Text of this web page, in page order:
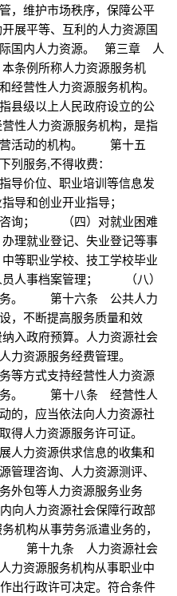
，维护市场秩序，保障公平
平等、互利的人力资源国
际国内人力资源。 第三章 人
例所称人力资源服务机
经营性人力资源服务机构。
级以上人民政府设立的公
人力资源服务机构，是指
营活动的机构。 第十五
下列服务,不得收费：
导价位、职业培训等信息发
导和创业开业指导；
咨询； （四）对就业困难
就业登记、失业登记等事
职业学校、技工学校毕业
人事档案管理； （八）
务。 第十六条 公共人力
，不断提高服务质量和效
政府预算。人力资源社会
人力资源服务经费管理。
等方式支持经营性人力资源
务。 第十八条 经营性人
的，应当依法向人力资源社
得人力资源服务许可证。
力资源供求信息的收集和
管理咨询、人力资源测评、
外包等人力资源服务业务
向人力资源社会保障行政部
构从事劳务派遣业务的，
第十九条 人力资源社会
力资源服务机构从事职业中
出行政许可决定。符合条件